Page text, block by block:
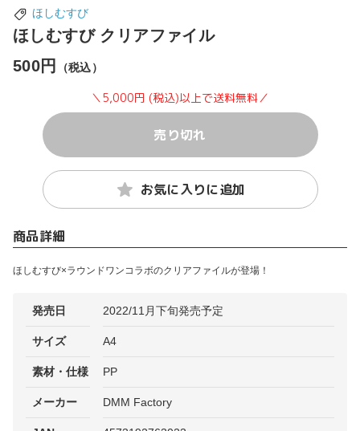
ほしむすび
ほしむすび クリアファイル
500円
（税込）
＼5,000円 (税込)以上で送料無料／
売り切れ
お気に入りに追加
商品詳細
ほしむすび×ラウンドワンコラボのクリアファイルが登場！
発売日 2022/11月下旬発売予定
サイズ A4
素材・仕様 PP
メーカー DMM Factory